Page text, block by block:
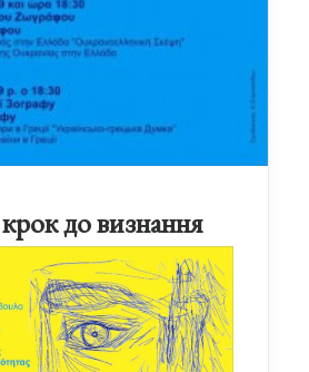
до визнання